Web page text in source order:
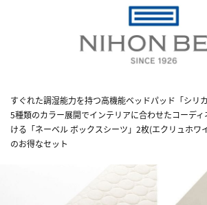
すぐれた調湿能力を持つ高機能ベッドパッド「シリ
5種類のカラー展開でインテリアに合わせたコーデ
ける「ネーベル ボックスシーツ」2枚(エクリュホワ
のお得なセット